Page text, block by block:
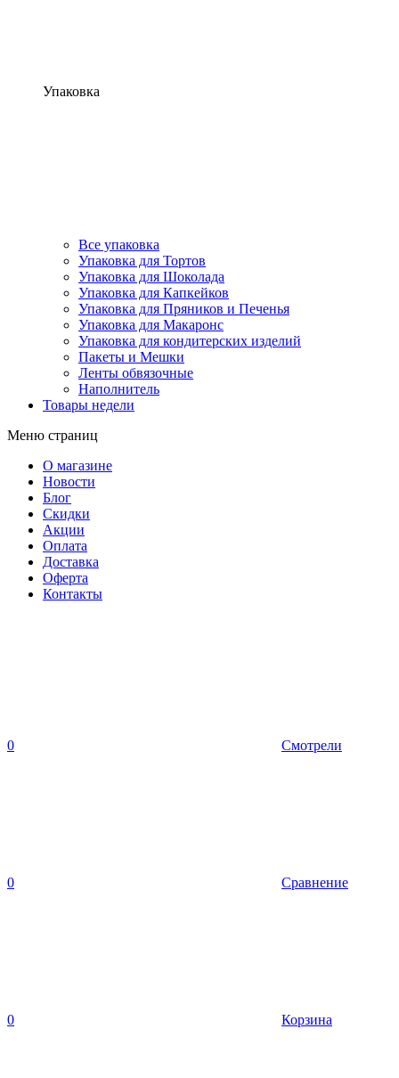
Упаковка
Все упаковка
Упаковка для Тортов
Упаковка для Шоколада
Упаковка для Капкейков
Упаковка для Пряников и Печенья
Упаковка для Макаронс
Упаковка для кондитерских изделий
Пакеты и Мешки
Ленты обвязочные
Наполнитель
Товары недели
Меню страниц
О магазине
Новости
Блог
Скидки
Акции
Оплата
Доставка
Оферта
Контакты
0 Смотрели
0 Сравнение
0 Корзина